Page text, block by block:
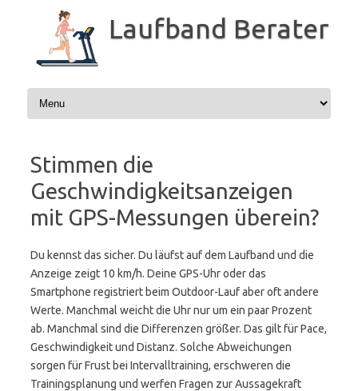
springen
Laufband Berater
Stimmen die
Geschwindigkeitsanzeigen
mit GPS-Messungen überein?
Du kennst das sicher. Du läufst auf dem Laufband und die
Anzeige zeigt 10 km/h. Deine GPS-Uhr oder das
Smartphone registriert beim Outdoor-Lauf aber oft andere
Werte. Manchmal weicht die Uhr nur um ein paar Prozent
ab. Manchmal sind die Differenzen größer. Das gilt für Pace,
Geschwindigkeit und Distanz. Solche Abweichungen
sorgen für Frust bei Intervalltraining, erschweren die
Trainingsplanung und werfen Fragen zur Aussagekraft